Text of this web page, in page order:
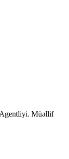
Müəllif